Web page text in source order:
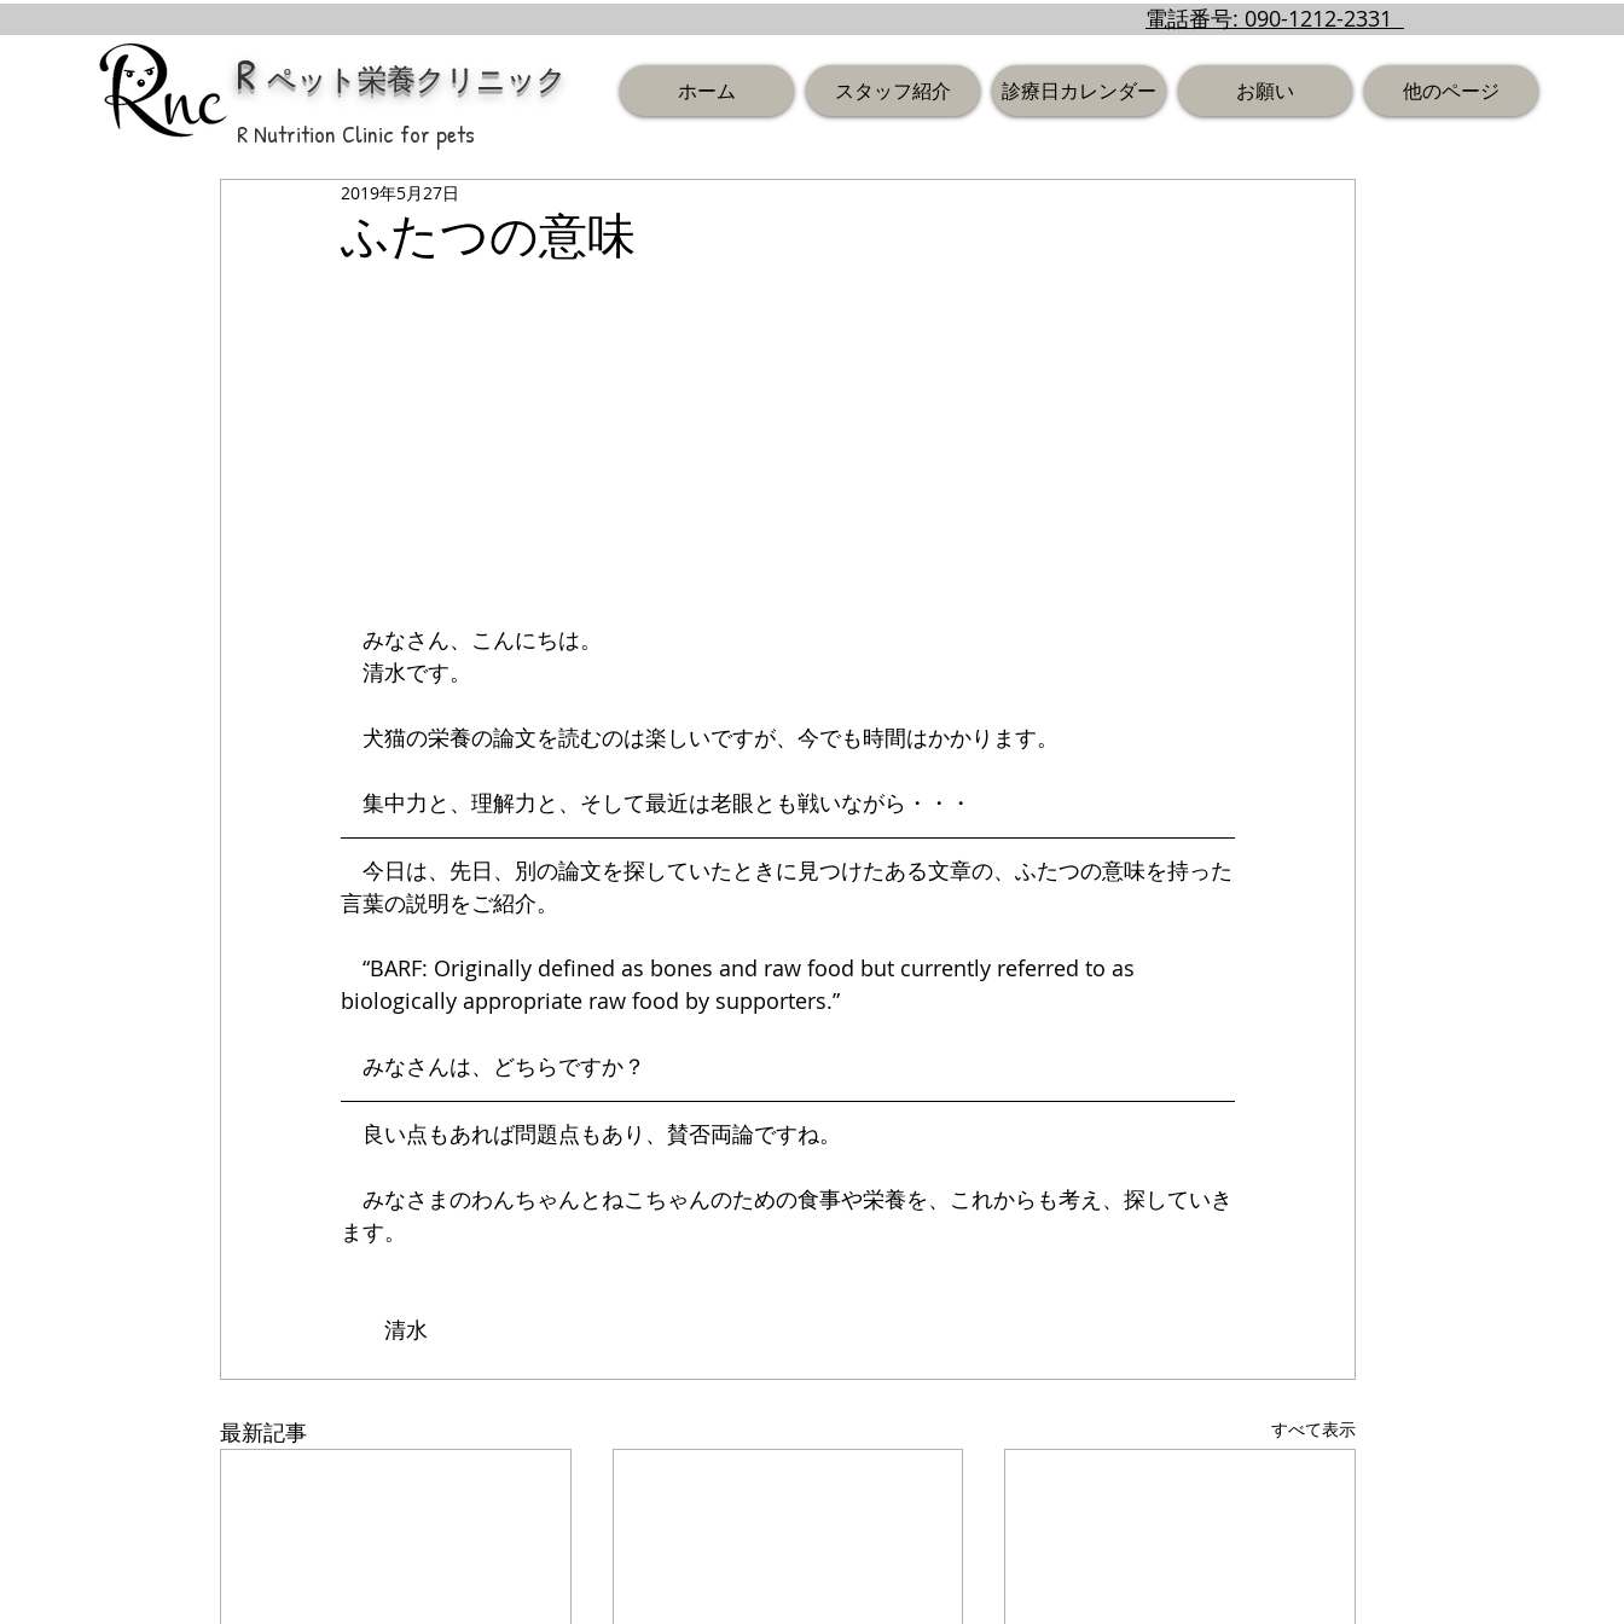
電話番号: 090-1212-2331
ホーム スタッフ紹介 診療日カレンダー お願い 他のページ
R ペット栄養クリニック
R Nutrition Clinic for pets
ふたつの意味
2019年5月27日
みなさん、こんにちは。
清水です。
犬猫の栄養の論文を読むのは楽しいですが、今でも時間はかかります。
集中力と、理解力と、そして最近は老眼とも戦いながら・・・
今日は、先日、別の論文を探していたときに見つけたある文章の、ふたつの意味を持った
言葉の説明をご紹介。
“BARF: Originally defined as bones and raw food but currently referred to as
biologically appropriate raw food by supporters.”
みなさんは、どちらですか？
良い点もあれば問題点もあり、賛否両論ですね。
みなさまのわんちゃんとねこちゃんのための食事や栄養を、これからも考え、探していき
ます。
清水
最新記事 すべて表示